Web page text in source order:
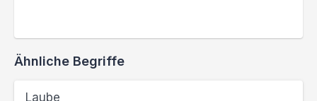
Ähnliche Begriffe
Laube